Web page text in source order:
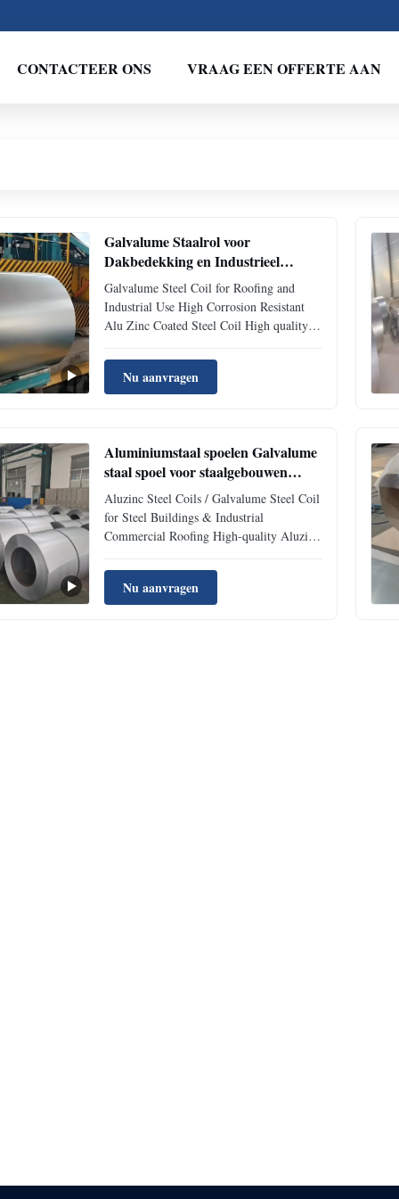
CONTACTEER ONS VRAAG EEN OFFERTE AAN
Galvalume Staalrol voor
Dakbedekking en Industrieel
Gebruik Hoge Corrosiebestendige
Alu Zink Gecoate Staalrol
Galvalume Steel Coil for Roofing and
Industrial Use High Corrosion Resistant
Alu Zinc Coated Steel Coil High quality
Zinc coated steel coil with superior
corrosion resistance 2 to 6 times longer
lifespan than GI widely used in roofing
Nu aanvragen
Aluminiumstaal spoelen Galvalume
staal spoel voor staalgebouwen
Industriële commerciële daken
Aluzinc Steel Coils / Galvalume Steel Coil
for Steel Buildings & Industrial
Commercial Roofing High-quality Aluzinc
resistance and durability in steel buildings
and industrial commercial roofing
applications. Specification Details Standard
Nu aanvragen